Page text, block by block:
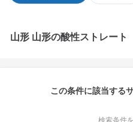
山形 山形の酸性ストレート
この条件に該当する
検索条件